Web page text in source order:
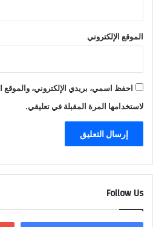
الموقع الإلكتروني
احفظ اسمي، بريدي الإلكتروني، والموقع
لاستخدامها المرة المقبلة في تعليقي.
Follow Us